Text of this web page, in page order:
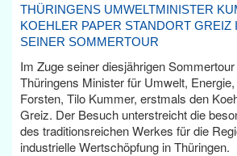
THÜRINGENS UMWELTMINISTER
KOEHLER PAPER STANDORT GREIZ
SEINER SOMMERTOUR
Im Zuge seiner diesjährigen
Thüringens Minister für Umwelt,
Forsten, Tilo Kummer, erstmals den
Greiz. Der Besuch unterstreicht die
des traditionsreichen Werkes für die
industrielle Wertschöpfung in Thüringen.